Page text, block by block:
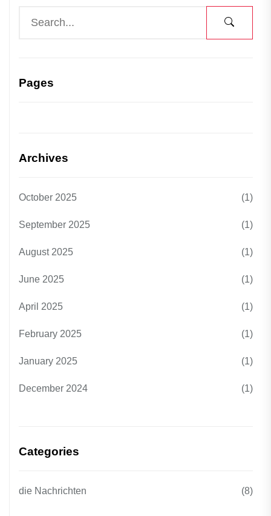
Pages
Archives
October 2025 (1)
September 2025 (1)
August 2025 (1)
June 2025 (1)
April 2025 (1)
February 2025 (1)
January 2025 (1)
December 2024 (1)
Categories
die Nachrichten (8)